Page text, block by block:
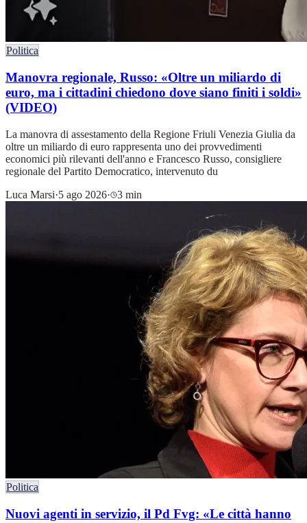
Politica
Manovra regionale, Russo: «Oltre un miliardo di
euro, ma i cittadini chiedono dove siano finiti i soldi»
(VIDEO)
La manovra di assestamento della Regione Friuli Venezia Giulia da
oltre un miliardo di euro rappresenta uno dei provvedimenti
economici più rilevanti dell'anno e Francesco Russo, consigliere
regionale del Partito Democratico, intervenuto du
Luca Marsi·5 ago 2026· 3 min
Politica
Nuovi agenti in servizio, il Pd Fvg: «Le città hanno